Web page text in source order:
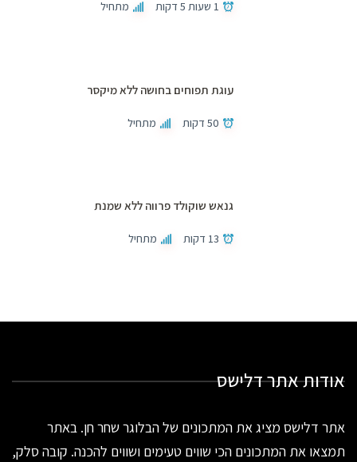
1 שעות 5 דקות מתחיל
עוגת תפוחים בחושה ללא מיקסר
50 דקות מתחיל
גנאש שוקולד פרווה ללא שמנת
13 דקות מתחיל
אודות אתר דלישס
אתר דלישס מציג את המתכונים של הבלוגר שחר חן. באתר
תמצאו את המתכונים הכי שווים טעימים ושווים להכנה. קובה סלק,